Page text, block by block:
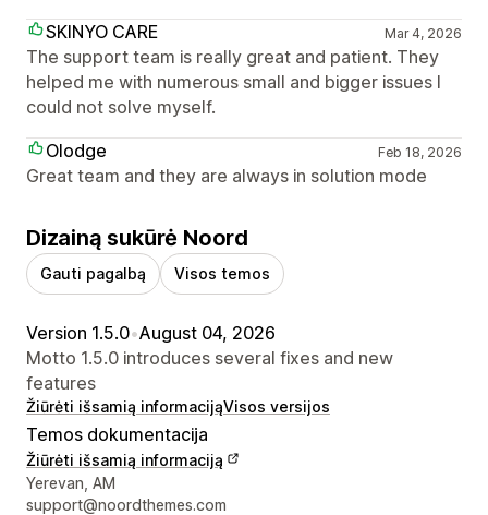
SKINYO CARE
Mar 4, 2026
The support team is really great and patient. They
helped me with numerous small and bigger issues I
could not solve myself.
Olodge
Feb 18, 2026
Great team and they are always in solution mode
Dizainą sukūrė Noord
Gauti pagalbą Visos temos
Version 1.5.0•August 04, 2026
Motto 1.5.0 introduces several fixes and new
features
Žiūrėti išsamią informacijąVisos versijos
Temos dokumentacija
Žiūrėti išsamią informaciją
Kūrėjo kontaktiniai duomenys
Yerevan, AM
support@noordthemes.com